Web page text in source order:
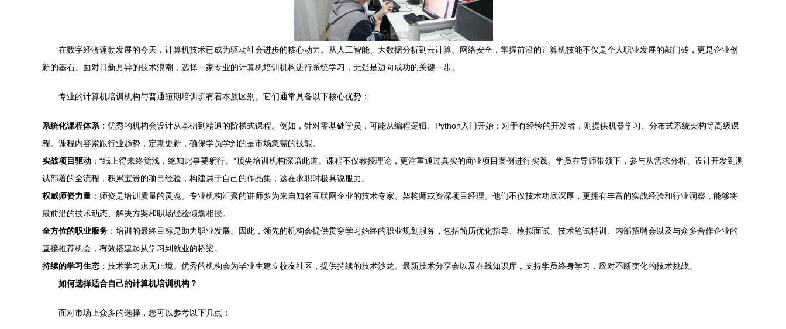
在数字经济蓬勃发展的今天，计算机技术已成为驱动社会进步的核心动力。从人工智能、大数据分析到云计算、网络安全，掌握前沿的计算机技能不仅是个人职业发展的敲门砖，更是企业创
新的基石。面对日新月异的技术浪潮，选择一家专业的计算机培训机构进行系统学习，无疑是迈向成功的关键一步。
专业的计算机培训机构与普通短期培训班有着本质区别。它们通常具备以下核心优势：
系统化课程体系 ：优秀的机构会设计从基础到精通的阶梯式课程。例如，针对零基础学员，可能从编程逻辑、Python入门开始；对于有经验的开发者，则提供机器学习、分布式系统架构等高级课
程。课程内容紧跟行业趋势，定期更新，确保学员学到的是市场急需的技能。
实战项目驱动 ：“纸上得来终觉浅，绝知此事要躬行。”顶尖培训机构深谙此道。课程不仅教授理论，更注重通过真实的商业项目案例进行实践。学员在导师带领下，参与从需求分析、设计开发到测
试部署的全流程，积累宝贵的项目经验，构建属于自己的作品集，这在求职时极具说服力。
权威师资力量 ：师资是培训质量的灵魂。专业机构汇聚的讲师多为来自知名互联网企业的技术专家、架构师或资深项目经理。他们不仅技术功底深厚，更拥有丰富的实战经验和行业洞察，能够将
最前沿的技术动态、解决方案和职场经验倾囊相授。
全方位的职业服务 ：培训的最终目标是助力职业发展。因此，领先的机构会提供贯穿学习始终的职业规划服务，包括简历优化指导、模拟面试、技术笔试特训、内部招聘会以及与众多合作企业的
直接推荐机会，有效搭建起从学习到就业的桥梁。
持续的学习生态 ：技术学习永无止境。优秀的机构会为毕业生建立校友社区，提供持续的技术沙龙、最新技术分享会以及在线知识库，支持学员终身学习，应对不断变化的技术挑战。
如何选择适合自己的计算机培训机构？
面对市场上众多的选择，您可以参考以下几点：